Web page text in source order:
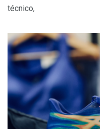
técnico,